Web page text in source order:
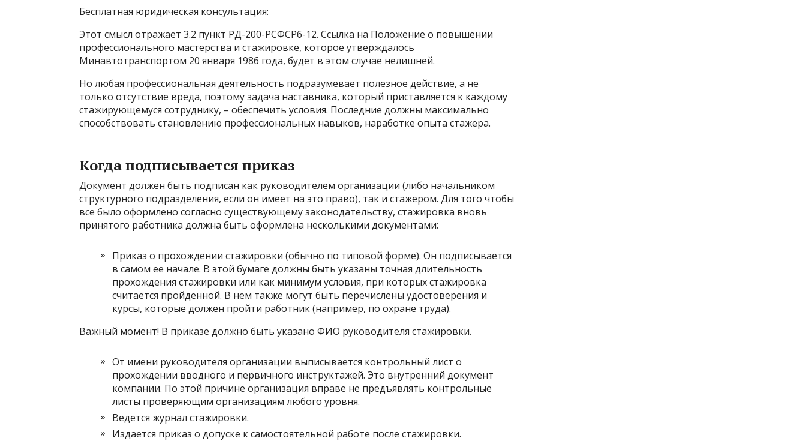
Бесплатная юридическая консультация:
Этот смысл отражает 3.2 пункт РД-200-РСФСР6-12. Ссылка на Положение о повышении
профессионального мастерства и стажировке, которое утверждалось
Минавтотранспортом 20 января 1986 года, будет в этом случае нелишней.
Но любая профессиональная деятельность подразумевает полезное действие, а не
только отсутствие вреда, поэтому задача наставника, который приставляется к каждому
стажирующемуся сотруднику, – обеспечить условия. Последние должны максимально
способствовать становлению профессиональных навыков, наработке опыта стажера.
Когда подписывается приказ
Документ должен быть подписан как руководителем организации (либо начальником
структурного подразделения, если он имеет на это право), так и стажером. Для того чтобы
все было оформлено согласно существующему законодательству, стажировка вновь
принятого работника должна быть оформлена несколькими документами:
Приказ о прохождении стажировки (обычно по типовой форме). Он подписывается
в самом ее начале. В этой бумаге должны быть указаны точная длительность
прохождения стажировки или как минимум условия, при которых стажировка
считается пройденной. В нем также могут быть перечислены удостоверения и
курсы, которые должен пройти работник (например, по охране труда).
Важный момент! В приказе должно быть указано ФИО руководителя стажировки.
От имени руководителя организации выписывается контрольный лист о
прохождении вводного и первичного инструктажей. Это внутренний документ
компании. По этой причине организация вправе не предъявлять контрольные
листы проверяющим организациям любого уровня.
Ведется журнал стажировки.
Издается приказ о допуске к самостоятельной работе после стажировки.